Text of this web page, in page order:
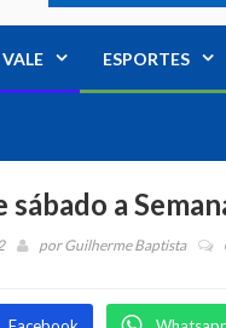
ESPORTES
sábado a
porGuilherme Baptista